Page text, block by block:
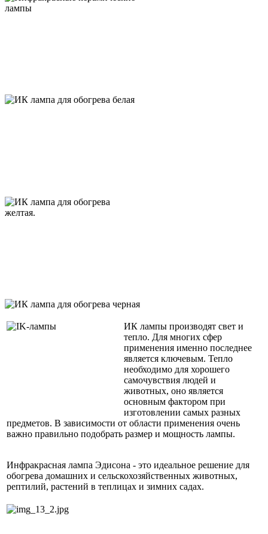
ИК лампы производят свет и
тепло. Для многих сфер
применения именно последнее
является ключевым. Тепло
необходимо для хорошего
самочувствия людей и
животных, оно является
основным фактором при
изготовлении самых разных
предметов. В зависимости от области применения очень
важно правильно подобрать размер и мощность лампы.
Инфракрасная лампа Эдисона - это идеальное решение для
обогрева домашних и сельскохозяйственных животных,
рептилий, растений в теплицах и зимних садах.